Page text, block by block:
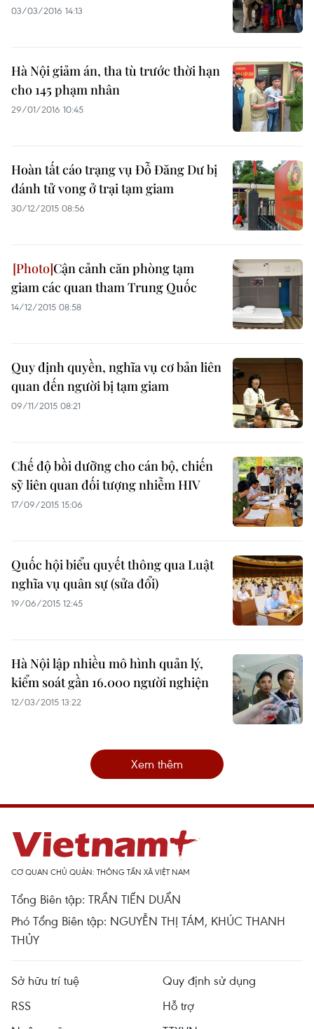
03/03/2016 14:13
Hà Nội giảm án, tha tù trước thời hạn
cho 145 phạm nhân
29/01/2016 10:45
Hoàn tất cáo trạng vụ Đỗ Đăng Dư bị
đánh tử vong ở trại tạm giam
30/12/2015 08:56
Cận cảnh căn phòng tạm
giam các quan tham Trung Quốc
14/12/2015 08:58
Quy định quyền, nghĩa vụ cơ bản liên
quan đến người bị tạm giam
09/11/2015 08:21
Chế độ bồi dưỡng cho cán bộ, chiến
sỹ liên quan đối tượng nhiễm HIV
17/09/2015 15:06
Quốc hội biểu quyết thông qua Luật
nghĩa vụ quân sự (sửa đổi)
19/06/2015 12:45
Hà Nội lập nhiều mô hình quản lý,
kiểm soát gần 16.000 người nghiện
12/03/2015 13:22
Xem thêm
CƠ QUAN CHỦ QUẢN: THÔNG TẤN XÃ VIỆT NAM
Tổng Biên tập: TRẦN TIẾN DUẨN
Phó Tổng Biên tập: NGUYỄN THỊ TÁM, KHÚC THANH
THỦY
Sở hữu trí tuệ
Quy định sử dụng
RSS
Hỗ trợ